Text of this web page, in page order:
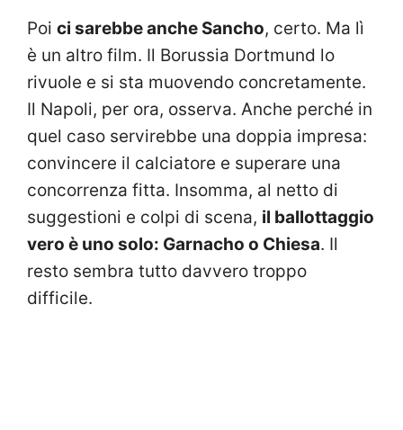
Poi ci sarebbe anche Sancho, certo. Ma lì
è un altro film. Il Borussia Dortmund lo
rivuole e si sta muovendo concretamente.
Il Napoli, per ora, osserva. Anche perché in
quel caso servirebbe una doppia impresa:
convincere il calciatore e superare una
concorrenza fitta. Insomma, al netto di
suggestioni e colpi di scena, il ballottaggio
vero è uno solo: Garnacho o Chiesa. Il
resto sembra tutto davvero troppo
difficile.